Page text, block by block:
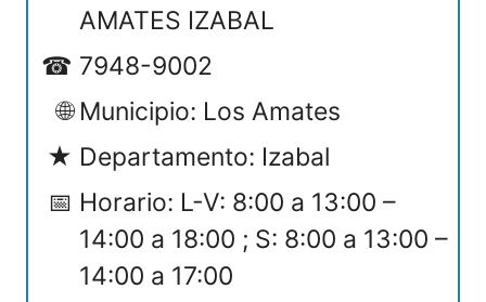
AMATES IZABAL
7948-9002
Municipio: Los Amates
Departamento: Izabal
Horario: L-V: 8:00 a 13:00 –
14:00 a 18:00 ; S: 8:00 a 13:00 –
14:00 a 17:00